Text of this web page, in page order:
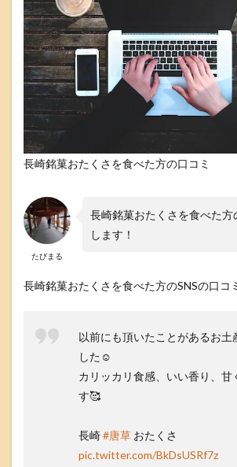
長崎銘菓おたくさを食べた方の口コミ
たびまる
長崎銘菓おたくさを食べた方
します！
長崎銘菓おたくさを食べた方のSNSの口コ
以前にも頂いたことがあるお土
した☺️
カリッカリ食感、いい香り、甘
す🥰
長崎#唐草 おたくさ
pic.twitter.com/BkDsUSRf7z